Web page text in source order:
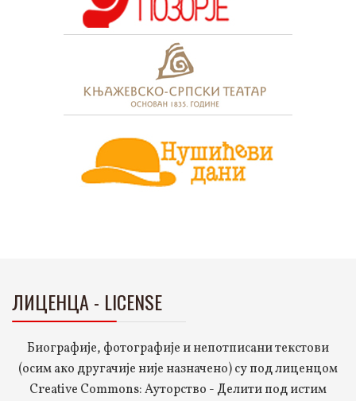
ЛИЦЕНЦА - LICENSE
Биографије, фотографије и непотписани текстови
(осим ако другачије није назначено) су под лиценцом
Creative Commons: Ауторство - Делити под истим